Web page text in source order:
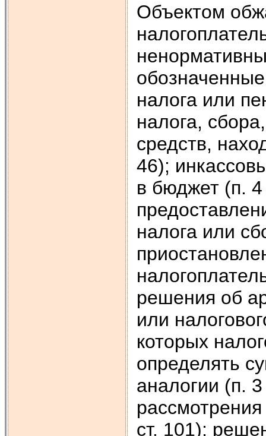
Объектом
налога или
налога,
средств,
46);
в бюджет (п.
налога или
решения об
или
которых
определять
аналогии (п.
ст. 101);